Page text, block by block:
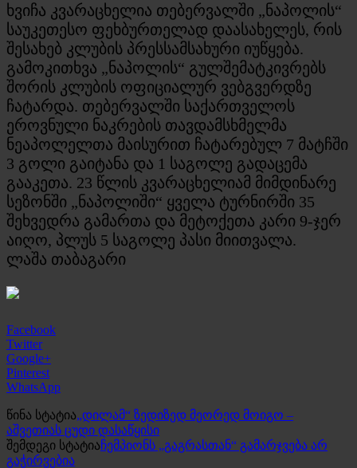
ხვიჩა კვარაცხელია თებერვალში „ნაპოლის“
საუკეთესო ფეხბურთელად დაასახელეს, რის
შესახებ კლუბის პრესსამსახური იუწყება.
გამოკითხვა „ნაპოლის“ გულშემატკივრებს
შორის კლუბის ოფიციალურ ვებგვერდზე
ჩატარდა. თებერვალში საქართველოს
ეროვნული ნაკრების თავდამსხმელმა
ნეაპოლელთა მაისურით ჩატარებულ 7 მატჩში
3 გოლი გაიტანა და 1 საგოლე გადაცემა
გააკეთა. 23 წლის კვარაცხელიამ მიმდინარე
სეზონში „ნაპოლიში“ ყველა ტურნირში 35
შეხვედრა გამართა და მეტოქეთა კარი 9-ჯერ
აიღო, პლუს 5 საგოლე პასი მიითვალა.
ლაშა თაბაგარი
Facebook
Twitter
Google+
Pinterest
WhatsApp
წინა სტატია„დილამ“ ზედიზედ მეორედ მოიგო –
აშვეთიას ცუდი დასაწყისი
შემდეგი სტატიაჩემპიონს „გაგრასთან“ გამარჯვება არ
გაჭირვებია